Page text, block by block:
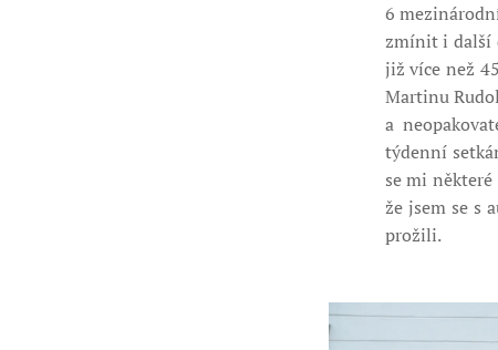
6
zmínit i další
již více než
Martinu
a
týdenní
se mi
že jsem se s
prožili.